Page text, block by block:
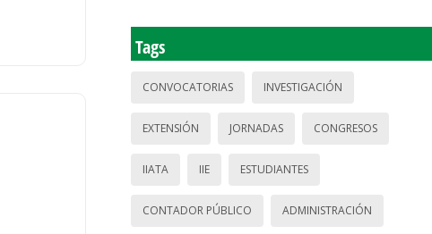
Tags
CONVOCATORIAS INVESTIGACIÓN
EXTENSIÓN JORNADAS CONGRESOS
IIATA IIE ESTUDIANTES
CONTADOR PÚBLICO ADMINISTRACIÓN